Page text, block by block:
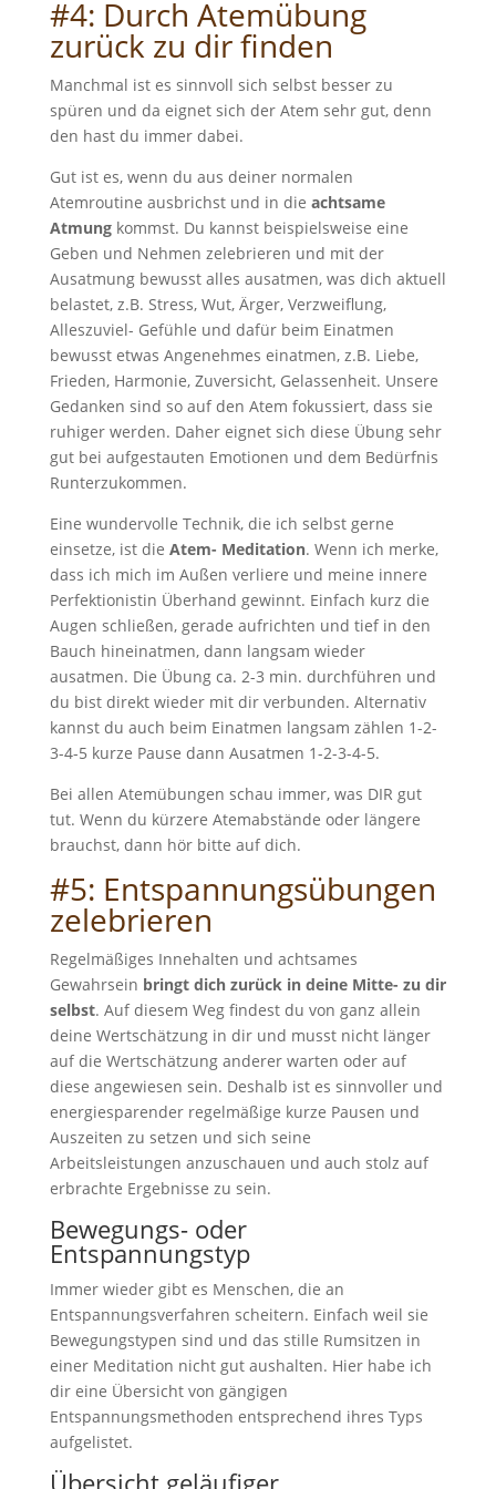
#4: Durch Atemübung
zurück zu dir finden
Manchmal ist es sinnvoll sich selbst besser zu
spüren und da eignet sich der Atem sehr gut, denn
den hast du immer dabei.
Gut ist es, wenn du aus deiner normalen
Atemroutine ausbrichst und in die achtsame
Atmungkommst. Du kannst beispielsweise eine
Geben und Nehmen zelebrieren und mit der
Ausatmung bewusst alles ausatmen, was dich aktuell
belastet, z.B. Stress, Wut, Ärger, Verzweiflung,
Alleszuviel- Gefühle und dafür beim Einatmen
bewusst etwas Angenehmes einatmen, z.B. Liebe,
Frieden, Harmonie, Zuversicht, Gelassenheit. Unsere
Gedanken sind so auf den Atem fokussiert, dass sie
ruhiger werden. Daher eignet sich diese Übung sehr
gut bei aufgestauten Emotionen und dem Bedürfnis
Runterzukommen.
Eine wundervolle Technik, die ich selbst gerne
einsetze, ist die Atem- Meditation. Wenn ich merke,
dass ich mich im Außen verliere und meine innere
Perfektionistin Überhand gewinnt. Einfach kurz die
Augen schließen, gerade aufrichten und tief in den
Bauch hineinatmen, dann langsam wieder
ausatmen. Die Übung ca. 2-3 min. durchführen und
du bist direkt wieder mit dir verbunden. Alternativ
kannst du auch beim Einatmen langsam zählen 1-2-
3-4-5 kurze Pause dann Ausatmen 1-2-3-4-5.
Bei allen Atemübungen schau immer, was DIR gut
tut. Wenn du kürzere Atemabstände oder längere
brauchst, dann hör bitte auf dich.
#5: Entspannungsübungen
zelebrieren
Regelmäßiges Innehalten und achtsames
Gewahrsein bringt dich zurück in deine Mitte- zu dir
selbst. Auf diesem Weg findest du von ganz allein
deine Wertschätzung in dir und musst nicht länger
auf die Wertschätzung anderer warten oder auf
diese angewiesen sein. Deshalb ist es sinnvoller und
energiesparender regelmäßige kurze Pausen und
Auszeiten zu setzen und sich seine
Arbeitsleistungen anzuschauen und auch stolz auf
erbrachte Ergebnisse zu sein.
Bewegungs- oder
Entspannungstyp
Immer wieder gibt es Menschen, die an
Entspannungsverfahren scheitern. Einfach weil sie
Bewegungstypen sind und das stille Rumsitzen in
einer Meditation nicht gut aushalten. Hier habe ich
dir eine Übersicht von gängigen
Entspannungsmethoden entsprechend ihres Typs
aufgelistet.
Übersicht geläufiger